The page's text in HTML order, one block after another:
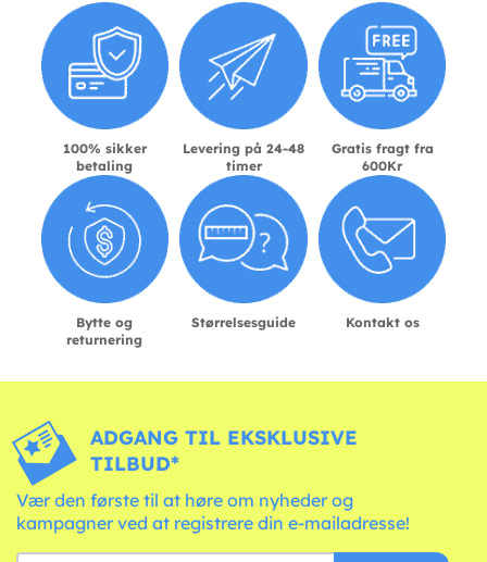
100% sikker
betaling
Levering på 24-48
timer
Gratis fragt fra
600Kr
Bytte og
returnering
Størrelsesguide Kontakt os
ADGANG TIL EKSKLUSIVE
TILBUD*
Vær den første til at høre om nyheder og
kampagner ved at registrere din e-mailadresse!